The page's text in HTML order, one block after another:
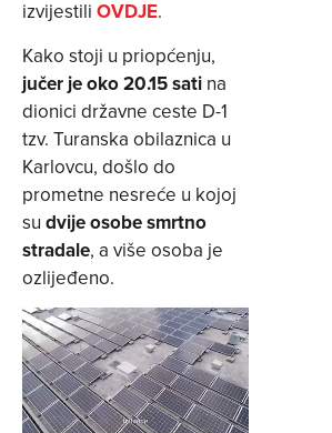
izvijestili OVDJE.
Kako stoji u priopćenju,
jučer je oko 20.15 sati na
dionici državne ceste D-1
tzv. Turanska obilaznica u
Karlovcu, došlo do
prometne nesreće u kojoj
su dvije osobe smrtno
stradale, a više osoba je
ozlijeđeno.